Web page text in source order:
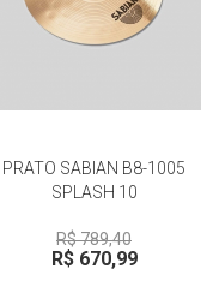
PRATO SABIAN B8-1005
SPLASH 10
R$ 789,40
R$ 670,99